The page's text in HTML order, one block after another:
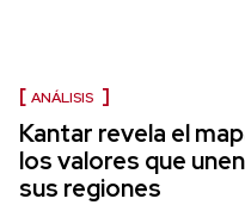
ANÁLISIS
Kantar revela el
los valores que
sus regiones